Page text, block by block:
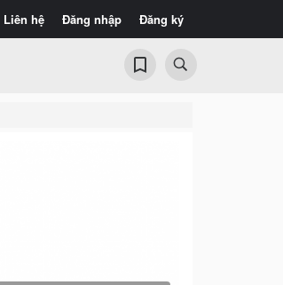
Liên hệ Đăng nhập Đăng ký